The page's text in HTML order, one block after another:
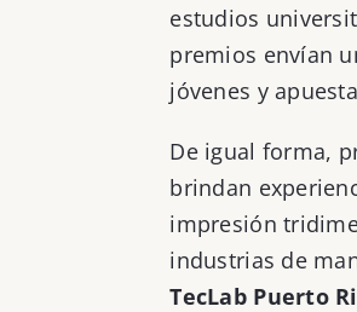
estudios
premios envían
jóvenes y
De igual forma,
brindan
impresión
industrias de
TecLab Puerto